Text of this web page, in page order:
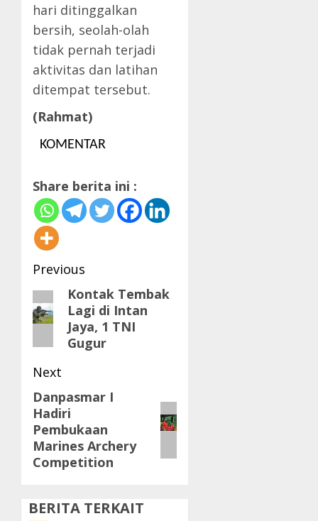
hari ditinggalkan
bersih, seolah-olah
tidak pernah terjadi
aktivitas dan latihan
ditempat tersebut.
(Rahmat)
KOMENTAR
Share berita ini :
Post
navigation
Previous
Previous
post:
Kontak Tembak
Lagi di Intan
Jaya, 1 TNI
Gugur
Next
Next
post:
Danpasmar I
Hadiri
Pembukaan
Marines Archery
Competition
BERITA TERKAIT